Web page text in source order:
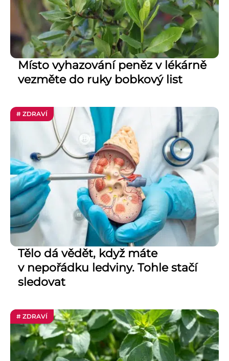
Místo vyhazování peněz v lékárně
vezměte do ruky bobkový list
# ZDRAVÍ
Tělo dá vědět, když máte
v nepořádku ledviny. Tohle stačí
sledovat
# ZDRAVÍ